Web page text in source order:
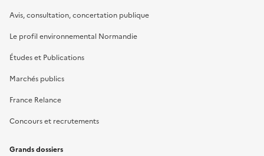
Avis, consultation, concertation publique
Le profil environnemental Normandie
Études et Publications
Marchés publics
France Relance
Concours et recrutements
Grands dossiers